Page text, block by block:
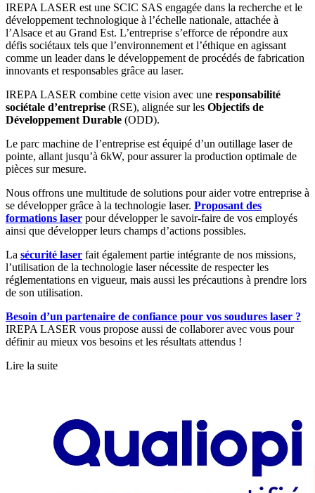
IREPA LASER est une SCIC SAS engagée dans la recherche et le
développement technologique à l’échelle nationale, attachée à
l’Alsace et au Grand Est. L’entreprise s’efforce de répondre aux
défis sociétaux tels que l’environnement et l’éthique en agissant
comme un leader dans le développement de procédés de fabrication
innovants et responsables grâce au laser.
IREPA LASER combine cette vision avec une responsabilité
sociétale d’entreprise (RSE), alignée sur les Objectifs de
Développement Durable (ODD).
Le parc machine de l’entreprise est équipé d’un outillage laser de
pointe, allant jusqu’à 6kW, pour assurer la production optimale de
pièces sur mesure.
Nous offrons une multitude de solutions pour aider votre entreprise à
se développer grâce à la technologie laser. Proposant des
formations laser pour développer le savoir-faire de vos employés
ainsi que développer leurs champs d’actions possibles.
La sécurité laser fait également partie intégrante de nos missions,
l’utilisation de la technologie laser nécessite de respecter les
réglementations en vigueur, mais aussi les précautions à prendre lors
de son utilisation.
Besoin d’un partenaire de confiance pour vos soudures laser ?
IREPA LASER vous propose aussi de collaborer avec vous pour
définir au mieux vos besoins et les résultats attendus !
Lire la suite